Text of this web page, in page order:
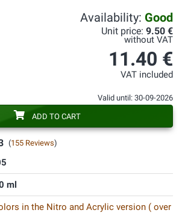
(155 Reviews)
ml
in the Nitro and Acrylic version ( over
Availability: Good
Unit price: 9.50 €
without VAT
11.40 €
VAT included
Valid until: 30-09-2026
ADD TO CART